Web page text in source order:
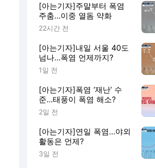
[아는기자]주말부터 폭염
주춤…이중 열돔 약화
22시간 전
[아는기자]내일 서울 40도
넘나…폭염 언제까지?
1일 전
[아는기자]폭염 ‘재난’ 수
준…태풍이 폭염 해소?
2일 전
[아는기자]연일 폭염…야외
활동은 언제?
3일 전